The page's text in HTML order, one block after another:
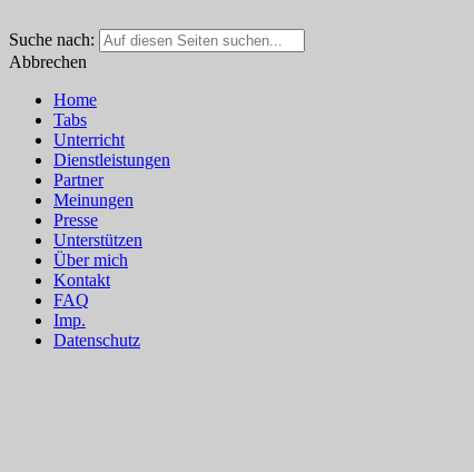
Suche nach:
Abbrechen
Home
Tabs
Unterricht
Dienstleistungen
Partner
Meinungen
Presse
Unterstützen
Über mich
Kontakt
FAQ
Imp.
Datenschutz